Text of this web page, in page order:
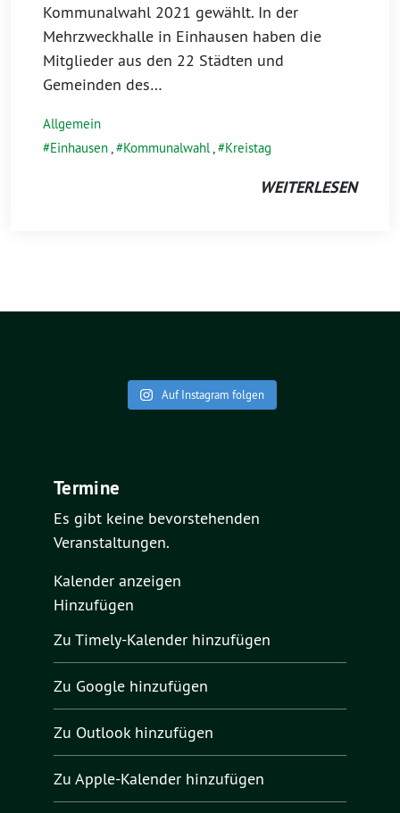
Kommunalwahl 2021 gewählt. In der
Mehrzweckhalle in Einhausen haben die
Mitglieder aus den 22 Städten und
Gemeinden des…
Allgemein
Einhausen, Kommunalwahl, Kreistag
WEITERLESEN
Auf Instagram folgen
Termine
Es gibt keine bevorstehenden
Veranstaltungen.
Kalender anzeigen
Hinzufügen
Zu Timely-Kalender hinzufügen
Zu Google hinzufügen
Zu Outlook hinzufügen
Zu Apple-Kalender hinzufügen